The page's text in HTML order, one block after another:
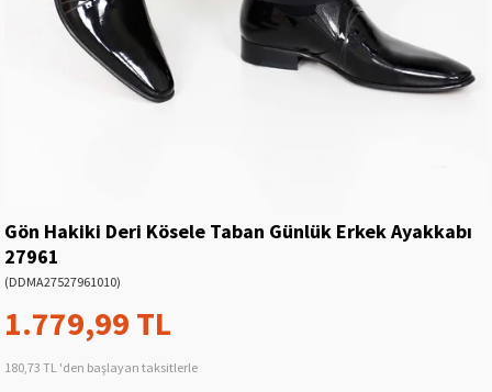
Gön Hakiki Deri Kösele Taban Günlük Erkek Ayakkabı
27961
(DDMA27527961010)
1.779,99 TL
180,73 TL 'den başlayan taksitlerle